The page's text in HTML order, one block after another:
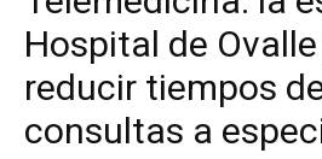
Hospital de
reducir tiempos
consultas a